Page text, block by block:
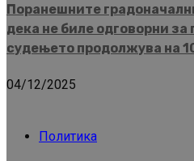
Поранешните
дека не биле одговорни за
судењето продолжува на
04/12/2025
Политика